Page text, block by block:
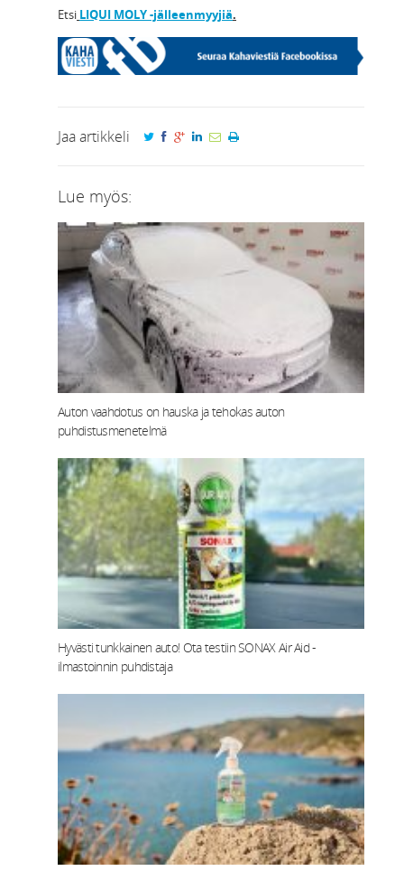
Etsi LIQUI MOLY -jälleenmyyjiä.
Jaa artikkeli
Lue myös:
Auton vaahdotus on hauska ja tehokas auton
puhdistusmenetelmä
Hyvästi tunkkainen auto! Ota testiin SONAX Air Aid -
ilmastoinnin puhdistaja